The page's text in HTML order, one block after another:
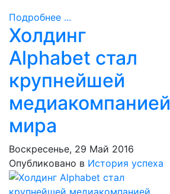
Подробнее ...
Холдинг
Alphabet стал
крупнейшей
медиакомпанией
мира
Воскресенье, 29 Май 2016
Опубликовано в История успеха